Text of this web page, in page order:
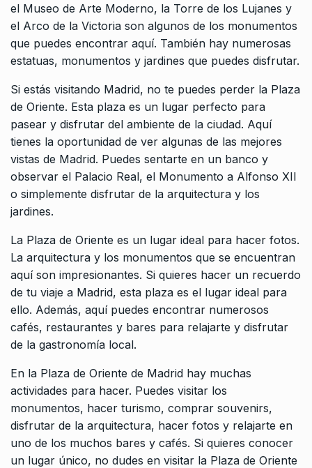
el Museo de Arte Moderno, la Torre de los Lujanes y
el Arco de la Victoria son algunos de los monumentos
que puedes encontrar aquí. También hay numerosas
estatuas, monumentos y jardines que puedes disfrutar.
Si estás visitando Madrid, no te puedes perder la Plaza
de Oriente. Esta plaza es un lugar perfecto para
pasear y disfrutar del ambiente de la ciudad. Aquí
tienes la oportunidad de ver algunas de las mejores
vistas de Madrid. Puedes sentarte en un banco y
observar el Palacio Real, el Monumento a Alfonso XII
o simplemente disfrutar de la arquitectura y los
jardines.
La Plaza de Oriente es un lugar ideal para hacer fotos.
La arquitectura y los monumentos que se encuentran
aquí son impresionantes. Si quieres hacer un recuerdo
de tu viaje a Madrid, esta plaza es el lugar ideal para
ello. Además, aquí puedes encontrar numerosos
cafés, restaurantes y bares para relajarte y disfrutar
de la gastronomía local.
En la Plaza de Oriente de Madrid hay muchas
actividades para hacer. Puedes visitar los
monumentos, hacer turismo, comprar souvenirs,
disfrutar de la arquitectura, hacer fotos y relajarte en
uno de los muchos bares y cafés. Si quieres conocer
un lugar único, no dudes en visitar la Plaza de Oriente